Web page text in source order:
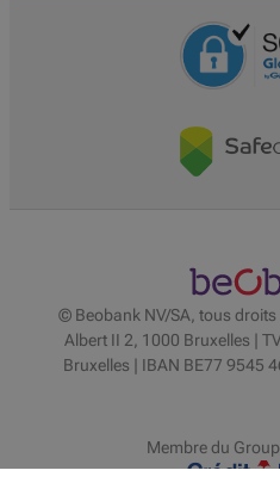
© Beobank NV/SA, tous
Albert II 2, 1000 Bruxelles |
Bruxelles | IBAN BE77 9545
Membre du